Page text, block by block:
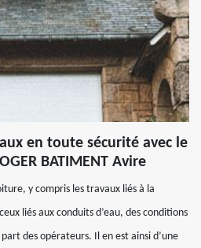
en toute sécurité avec le
BATIMENT Avire
y compris les travaux liés à la
liés aux conduits d’eau, des conditions
des opérateurs. Il en est ainsi d’une